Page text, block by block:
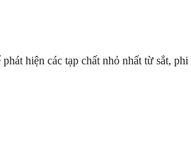
hiện các tạp chất nhỏ nhất từ ​​sắt,